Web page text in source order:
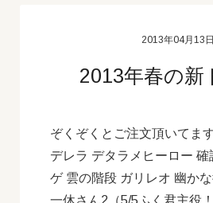
2013年04月13日
2013年春の新
ぞくぞくとご注文頂いてま
デレラ デタラメヒーロー 確
ゲ 雲の階段 ガリレオ 幽か